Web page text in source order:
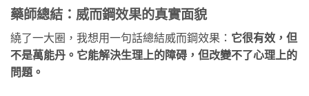
藥師總結：威而鋼效果的真實面貌
繞了一大圈，我想用一句話總結威而鋼效果： 它很有效，但
不是萬能丹。它能解決生理上的障碍，但改變不了心理上的
問題。